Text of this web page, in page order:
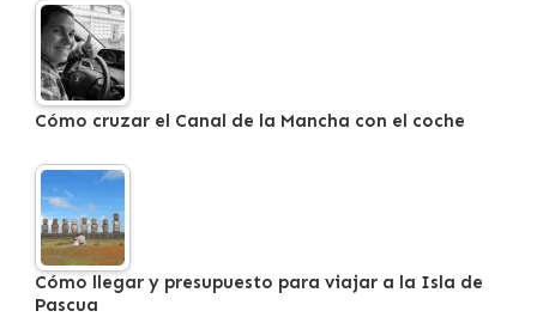
Cómo cruzar el Canal de la Mancha con el coche
Cómo llegar y presupuesto para viajar a la Isla de
Pascua